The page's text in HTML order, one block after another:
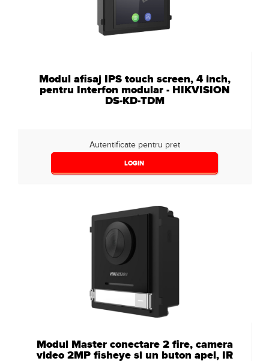
Modul afisaj IPS touch screen, 4 inch,
pentru Interfon modular - HIKVISION
DS-KD-TDM
Autentificate pentru pret
LOGIN
Modul Master conectare 2 fire, camera
video 2MP fisheye si un buton apel, IR